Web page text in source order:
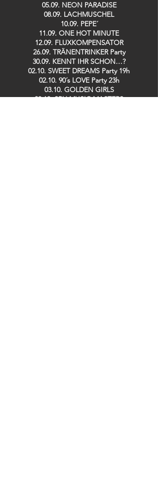
05.09. NEON PARADISE
08.09. LACHMUSCHEL
10.09. PEPE´
11.09. ONE HOT MINUTE
12.09. FLUXKOMPENSATOR
26.09. TRÄNENTRINKER Party
30.09. KENNT IHR SCHON…?
02.10. SWEET DREAMS Party 19h
02.10. 90´s LOVE Party 23h
03.10. GOLDEN GIRLS
08.10. SPH MUSIC MASTERS